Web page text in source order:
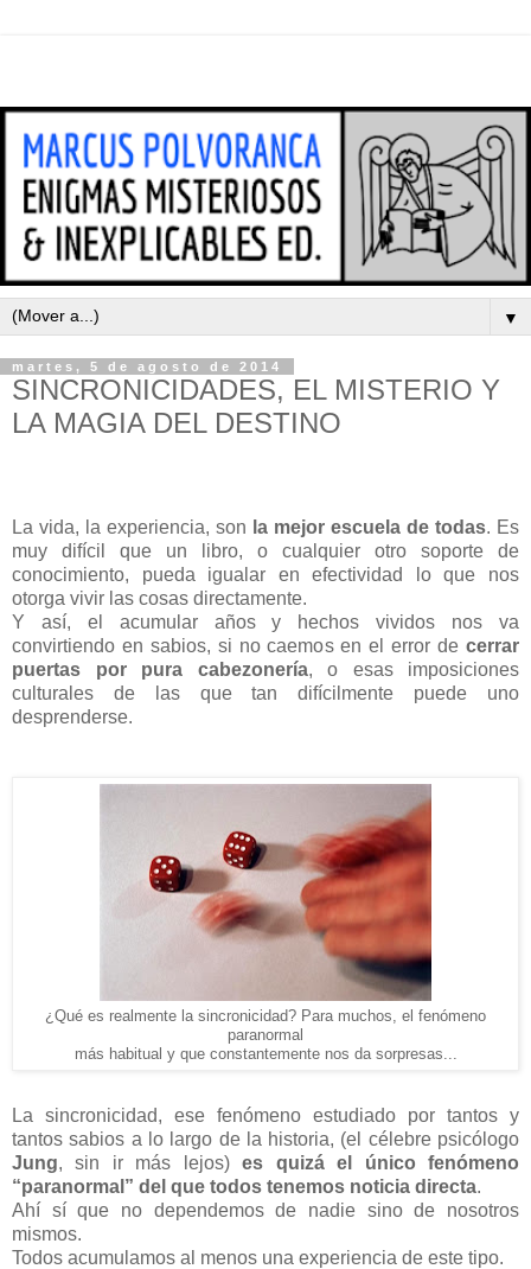
▼
martes, 5 de agosto de 2014
SINCRONICIDADES, EL MISTERIO Y
LA MAGIA DEL DESTINO
La vida, la experiencia, son la mejor escuela de todas. Es
muy difícil que un libro, o cualquier otro soporte de
conocimiento, pueda igualar en efectividad lo que nos
otorga vivir las cosas directamente.
Y así, el acumular años y hechos vividos nos va
convirtiendo en sabios, si no caemos en el error de cerrar
puertas por pura cabezonería, o esas imposiciones
culturales de las que tan difícilmente puede uno
desprenderse.
¿Qué es realmente la sincronicidad? Para muchos, el fenómeno
paranormal
más habitual y que constantemente nos da sorpresas...
La sincronicidad, ese fenómeno estudiado por tantos y
tantos sabios a lo largo de la historia, (el célebre psicólogo
Jung, sin ir más lejos)es quizá el único fenómeno
“paranormal” del que todos tenemos noticia directa.
Ahí sí que no dependemos de nadie sino de nosotros
mismos.
Todos acumulamos al menos una experiencia de este tipo.